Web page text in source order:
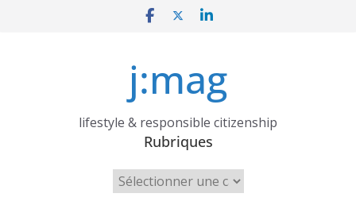
j:mag
lifestyle & responsible citizenship
Rubriques
Rubriques